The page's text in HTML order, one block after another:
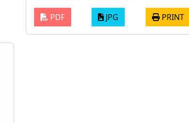
PDF JPG PRINT